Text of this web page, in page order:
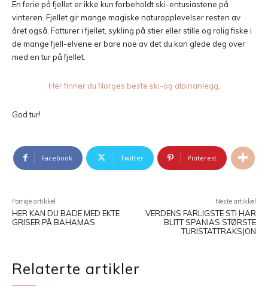
En ferie på fjellet er ikke kun forbeholdt ski-entusiastene på
vinteren. Fjellet gir mange magiske naturopplevelser resten av
året også. Fotturer i fjellet, sykling på stier eller stille og rolig fiske i
de mange fjell-elvene er bare noe av det du kan glede deg over
med en tur på fjellet.
Her finner du Norges beste ski-og alpinanlegg
God tur!
Facebook Twitter Pinterest
Forrige artikkel
HER KAN DU BADE MED EKTE
GRISER PÅ BAHAMAS
Neste artikkel
VERDENS FARLIGSTE STI HAR
BLITT SPANIAS STØRSTE
TURISTATTRAKSJON
Relaterte artikler